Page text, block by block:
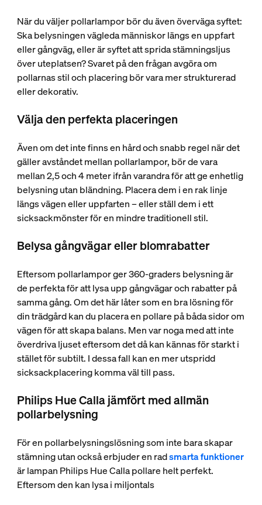
När du väljer pollarlampor bör du även överväga syftet:
Ska belysningen vägleda människor längs en uppfart
eller gångväg, eller är syftet att sprida stämningsljus
över uteplatsen? Svaret på den frågan avgöra om
pollarnas stil och placering bör vara mer strukturerad
eller dekorativ.
Välja den perfekta placeringen
Även om det inte finns en hård och snabb regel när det
gäller avståndet mellan pollarlampor, bör de vara
mellan 2,5 och 4 meter ifrån varandra för att ge enhetlig
belysning utan bländning. Placera dem i en rak linje
längs vägen eller uppfarten – eller ställ dem i ett
sicksackmönster för en mindre traditionell stil.
Belysa gångvägar eller blomrabatter
Eftersom pollarlampor ger 360-graders belysning är
de perfekta för att lysa upp gångvägar och rabatter på
samma gång. Om det här låter som en bra lösning för
din trädgård kan du placera en pollare på båda sidor om
vägen för att skapa balans. Men var noga med att inte
överdriva ljuset eftersom det då kan kännas för starkt i
stället för subtilt. I dessa fall kan en mer utspridd
sicksackplacering komma väl till pass.
Philips Hue Calla jämfört med allmän
pollarbelysning
För en pollarbelysningslösning som inte bara skapar
stämning utan också erbjuder en radsmarta funktioner
är lampan Philips Hue Calla pollare helt perfekt.
Eftersom den kan lysa i miljontals